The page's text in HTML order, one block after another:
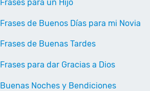
Frases para un Hijo
Frases de Buenos Días para mi Novia
Frases de Buenas Tardes
Frases para dar Gracias a Dios
Buenas Noches y Bendiciones